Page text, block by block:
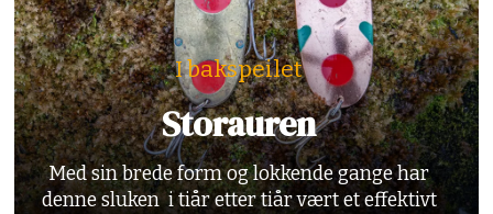
I bakspeilet
Storauren
Med sin brede form og lokkende gange har
denne sluken i tiår etter tiår vært et effektivt